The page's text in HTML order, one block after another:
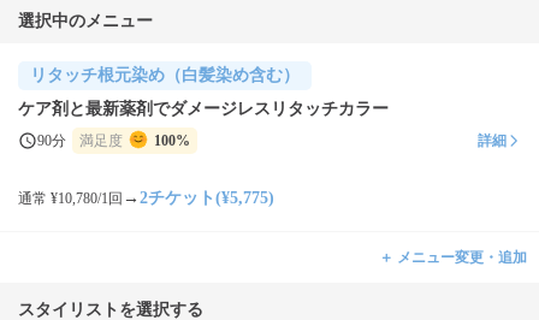
選択中のメニュー
リタッチ根元染め（白髪染め含む）
ケア剤と最新薬剤でダメージレスリタッチカラー
90分 満足度 100% 詳細
通常 ¥10,780/1回 → 2チケット(¥5,775)
＋ メニュー変更・追加
スタイリストを選択する